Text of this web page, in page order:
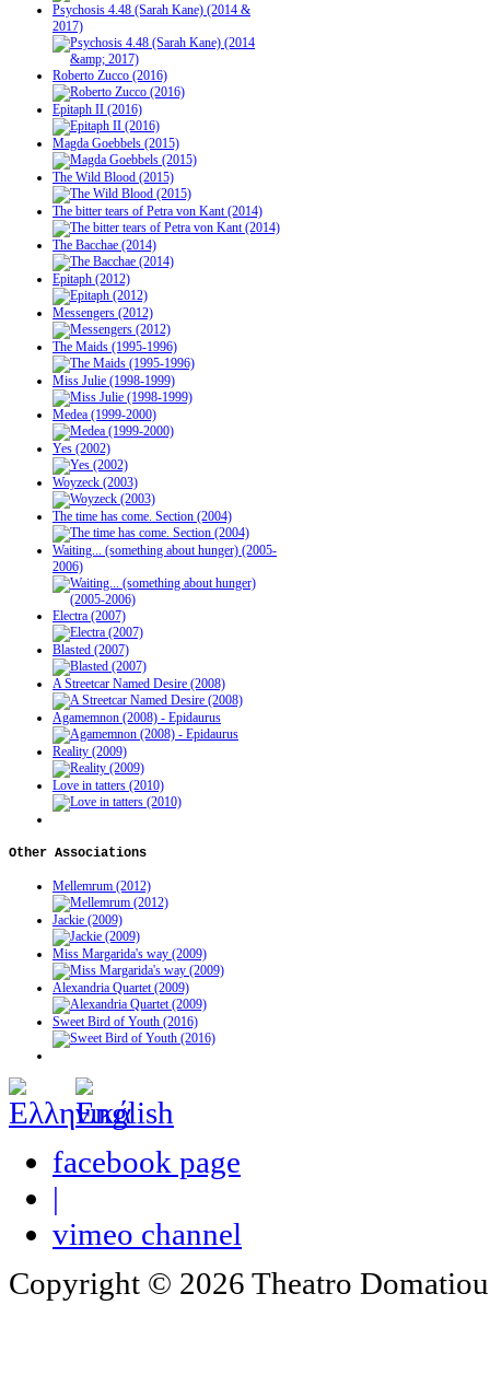
Psychosis 4.48 (Sarah Kane) (2014 &
2017)
Roberto Zucco (2016)
Epitaph II (2016)
Magda Goebbels (2015)
The Wild Blood (2015)
The bitter tears of Petra von Kant (2014)
The Bacchae (2014)
Epitaph (2012)
Messengers (2012)
The Maids (1995-1996)
Miss Julie (1998-1999)
Medea (1999-2000)
Yes (2002)
Woyzeck (2003)
The time has come. Section (2004)
Waiting... (something about hunger) (2005-
2006)
Electra (2007)
Blasted (2007)
A Streetcar Named Desire (2008)
Agamemnon (2008) - Epidaurus
Reality (2009)
Love in tatters (2010)
Other Associations
Mellemrum (2012)
Jackie (2009)
Miss Margarida's way (2009)
Alexandria Quartet (2009)
Sweet Bird of Youth (2016)
facebook page
|
vimeo channel
Copyright © 2026 Theatro